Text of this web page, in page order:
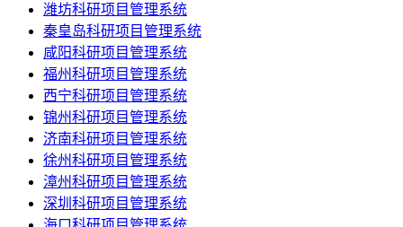
潍坊科研项目管理系统
秦皇岛科研项目管理系统
咸阳科研项目管理系统
福州科研项目管理系统
西宁科研项目管理系统
锦州科研项目管理系统
济南科研项目管理系统
徐州科研项目管理系统
漳州科研项目管理系统
深圳科研项目管理系统